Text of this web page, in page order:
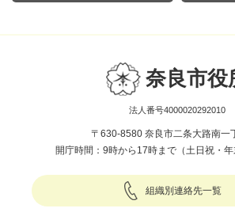
奈良市役
法人番号4000020292010
〒630-8580 奈良市二条大路南一
開庁時間：9時から17時まで（土日祝・年
組織別連絡先一覧